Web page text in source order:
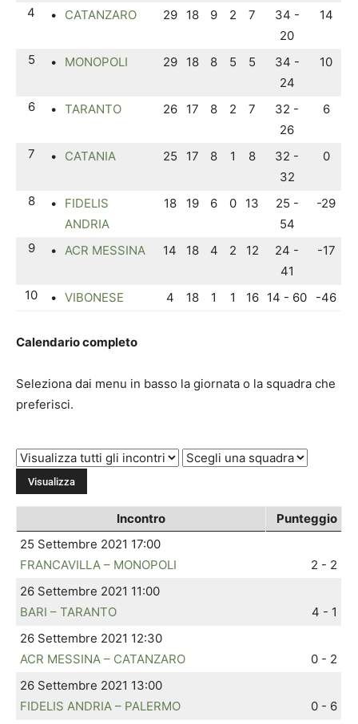
4 • CATANZARO 29 18 9 2 7
34 -
20
14
5 • MONOPOLI 29 18 8 5 5
34 -
24
10
6 • TARANTO 26 17 8 2 7
32 -
26
6
7 • CATANIA 25 17 8 1 8
32 -
32
0
8 •
FIDELIS
ANDRIA
18 19 6 0 13
25 -
54
-29
9 • ACR MESSINA 14 18 4 2 12
24 -
41
-17
10 • VIBONESE 4 18 1 1 16 14 - 60 -46
Calendario completo
Seleziona dai menu in basso la giornata o la squadra che
preferisci.
Incontro
Punteggio
25 Settembre 2021 17:00
FRANCAVILLA – MONOPOLI
2 - 2
26 Settembre 2021 11:00
BARI – TARANTO
4 - 1
26 Settembre 2021 12:30
ACR MESSINA – CATANZARO
0 - 2
26 Settembre 2021 13:00
FIDELIS ANDRIA – PALERMO
0 - 6